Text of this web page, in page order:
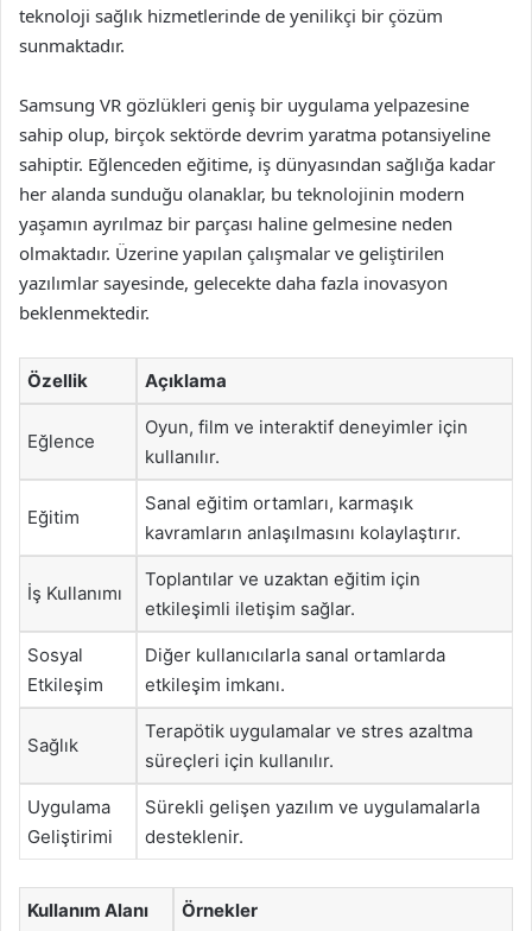
teknoloji sağlık hizmetlerinde de yenilikçi bir çözüm
sunmaktadır.
Samsung VR gözlükleri geniş bir uygulama yelpazesine
sahip olup, birçok sektörde devrim yaratma potansiyeline
sahiptir. Eğlenceden eğitime, iş dünyasından sağlığa kadar
her alanda sunduğu olanaklar, bu teknolojinin modern
yaşamın ayrılmaz bir parçası haline gelmesine neden
olmaktadır. Üzerine yapılan çalışmalar ve geliştirilen
yazılımlar sayesinde, gelecekte daha fazla inovasyon
beklenmektedir.
Özellik Açıklama
Eğlence
Oyun, film ve interaktif deneyimler için
kullanılır.
Eğitim
Sanal eğitim ortamları, karmaşık
kavramların anlaşılmasını kolaylaştırır.
İş Kullanımı
Toplantılar ve uzaktan eğitim için
etkileşimli iletişim sağlar.
Sosyal
Etkileşim
Diğer kullanıcılarla sanal ortamlarda
etkileşim imkanı.
Sağlık
Terapötik uygulamalar ve stres azaltma
süreçleri için kullanılır.
Uygulama
Geliştirimi
Sürekli gelişen yazılım ve uygulamalarla
desteklenir.
Kullanım Alanı Örnekler